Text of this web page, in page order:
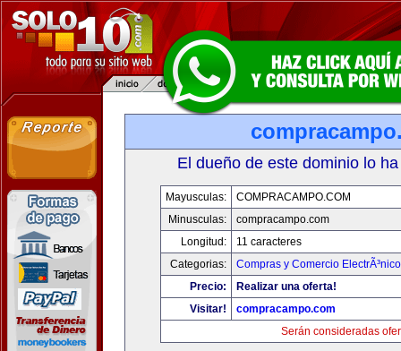
El dueño de este dominio lo
Mayusculas:
COMPRACAMPO.COM
Minusculas:
compracampo.com
Longitud:
11 caracteres
Categorias:
Compras y Comercio ElectrÃ³nico
Precio:
Realizar una oferta!
Visitar!
compracampo.com
Serán consideradas